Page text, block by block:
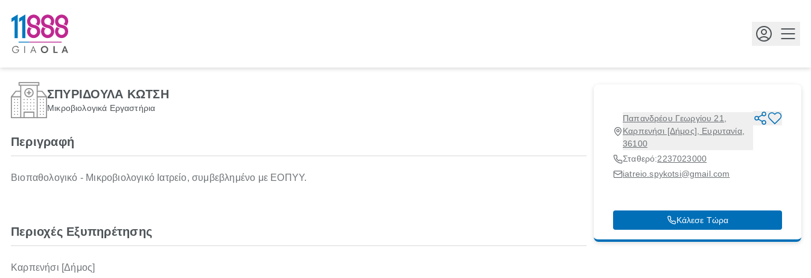
ΣΠΥΡΙΔΟΥΛΑ ΚΩΤΣΗ
Μικροβιολογικά Εργαστήρια
Παπανδρέου Γεωργίου 21,
Καρπενήσι [Δήμος], Ευρυτανία,
36100
Σταθερό:2237023000
iatreio.spykotsi@gmail.com
Κάλεσε Τώρα
Περιγραφή
Βιοπαθολογικό - Μικροβιολογικό Ιατρείο, συμβεβλημένο με ΕΟΠΥΥ.
Περιοχές Εξυπηρέτησης
Καρπενήσι [Δήμος]